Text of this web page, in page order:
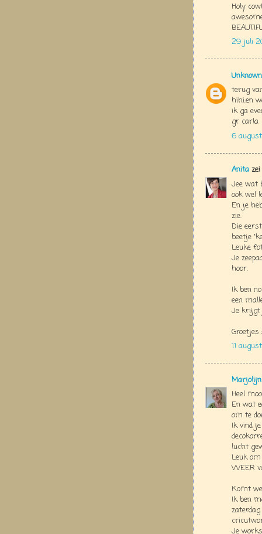
Holy
29 juli
Unknown
terug
hihi.en
ik ga
gr carla
6
Anita zei
Jee wat
ook wel
En je
zie.
Die
beetje
Leuke
Je
hoor.
Ik ben
een
Je krijgt
Groetjes
11
Heel
En wat
om te
Ik vind
lucht
Leuk
WEER
Komt
Ik ben
Je